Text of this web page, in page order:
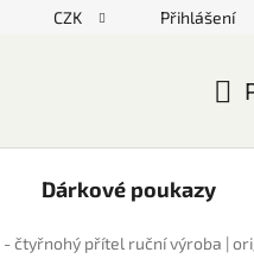
CZK Přihlášení
Dárkové poukazy
- čtyřnohý přítel ruční výroba |